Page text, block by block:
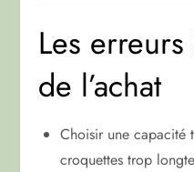
Les
de l’achat
Choisir une capacité
croquettes trop